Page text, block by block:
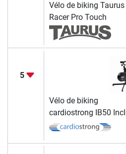
Vélo de biking Taurus
Racer Pro Touch
5
Vélo de biking
cardiostrong IB50